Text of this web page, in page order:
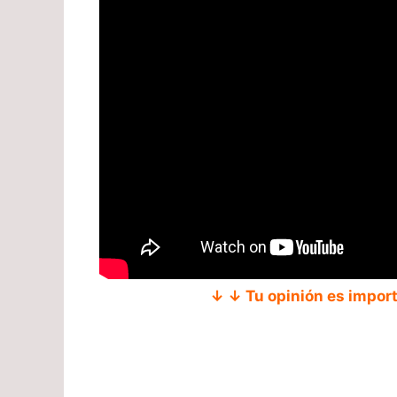
↓ ↓ Tu opinión es